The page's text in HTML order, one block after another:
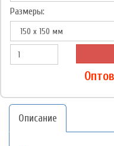
Размеры:
Описание